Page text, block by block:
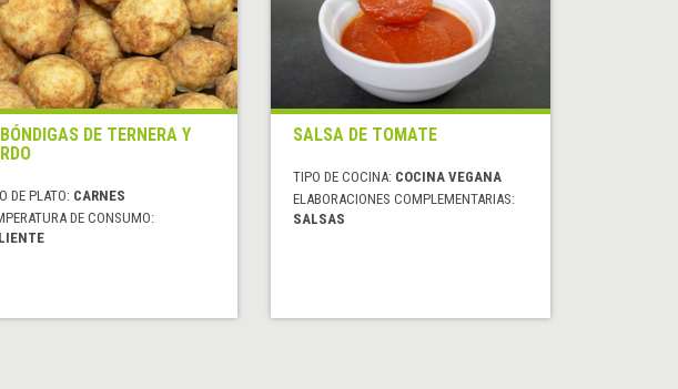
DE TERNERA Y
DE PLATO: CARNES
DE CONSUMO:
SALSA DE TOMATE
TIPO DE COCINA: COCINA VEGANA
ELABORACIONES COMPLEMENTARIAS:
SALSAS